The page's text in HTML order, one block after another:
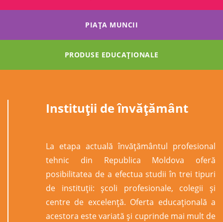
PIAȚA MUNCII
PRODUSE EDUCAȚIONALE
Instituții de învățământ
La etapa actuală învăţământul profesional
tehnic din Republica Moldova oferă
posibilitatea de a efectua studii în trei tipuri
de instituții: şcoli profesionale, colegii şi
centre de excelenţă. Oferta educațională a
acestora este variată și cuprinde mai mult de